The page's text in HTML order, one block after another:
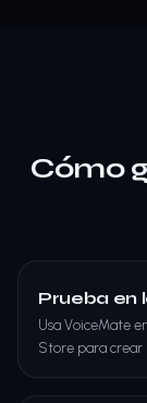
Cómo
Prueba en
Usa VoiceMate
Store para crear